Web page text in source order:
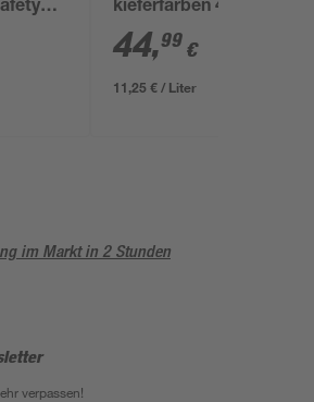
kieferfarben 4 l
44,99 €
11,25 € / Liter
im Markt in 2 Stunden
verpassen!